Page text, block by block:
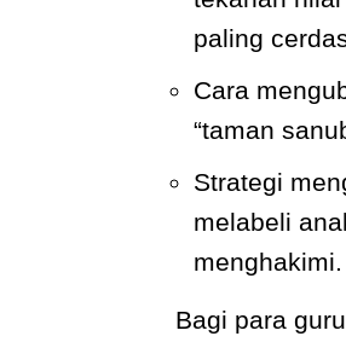
paling
Cara
“taman
Strategi
melabeli
menghakimi.
Bagi para